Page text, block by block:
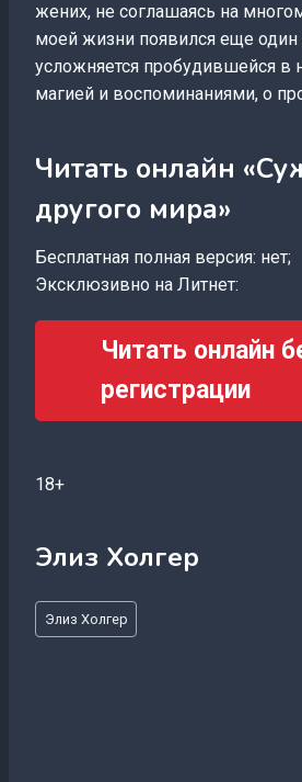
жених, не соглашаясь на
моей жизни появился еще один
усложняется пробудившейся в
магией и воспоминаниями, о
Читать онлайн
другого мира»
Бесплатная полная версия: нет;
Эксклюзивно на Литнет:
Читать онлайн
регистрации
18+
Элиз Холгер
Метки
записи:
Элиз Холгер